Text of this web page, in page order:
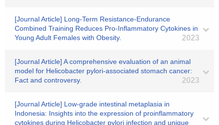
[Journal Article] Long-Term Resistance-Endurance
Combined Training Reduces Pro-Inflammatory Cytokines in
Young Adult Females with Obesity.
2023
[Journal Article] A comprehensive evaluation of an animal
model for Helicobacter pylori‐associated stomach cancer:
Fact and controversy.
2023
[Journal Article] Low-grade intestinal metaplasia in
Indonesia: Insights into the expression of proinflammatory
cytokines during Helicobacter pylori infection and unique